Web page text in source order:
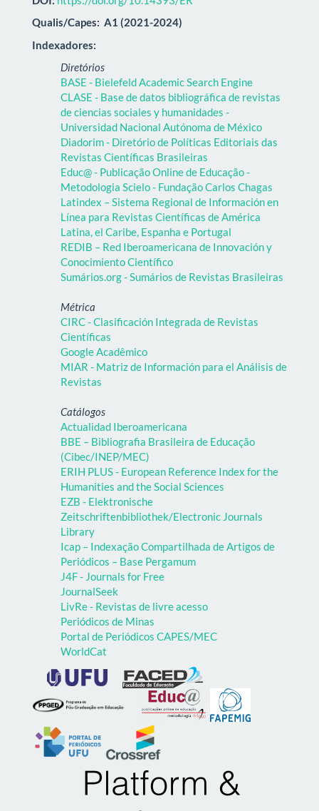
Qualis/Capes: A1 (2021-2024)
Indexadores:
Diretórios
BASE - Bielefeld Academic Search Engine
CLASE - Base de datos bibliográfica de revistas
de ciencias sociales y humanidades -
Universidad Nacional Autónoma de México
Diadorim - Diretório de Políticas Editoriais das
Revistas Científicas Brasileiras
Educ@ - Publicação Online de Educação -
Metodologia Scielo - Fundação Carlos Chagas
Latindex – Sistema Regional de Información en
Línea para Revistas Científicas de América
Latina, el Caribe, Espanha e Portugal
REDIB – Red Iberoamericana de Innovación y
Conocimiento Científico
Sumários.org - Sumários de Revistas Brasileiras
Métrica
CIRC - Clasificación Integrada de Revistas
Científicas
Google Acadêmico
MIAR - Matriz de Información para el Análisis de
Revistas
Catálogos
Actualidad Iberoamericana
BBE – Bibliografia Brasileira de Educação
(Cibec/INEP/MEC)
ERIH PLUS - European Reference Index for the
Humanities and the Social Sciences
EZB - Elektronische
Zeitschriftenbibliothek/Electronic Journals
Library
Icap – Indexação Compartilhada de Artigos de
Periódicos – Base Pergamum
J4F - Journals for Free
JournalSeek
LivRe - Revistas de livre acesso
Periódicos de Minas
Portal de Periódicos CAPES/MEC
WorldCat